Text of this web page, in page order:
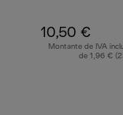
10,50 €
Montante de IVA
de 1,96 €